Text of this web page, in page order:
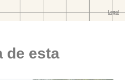
de esta